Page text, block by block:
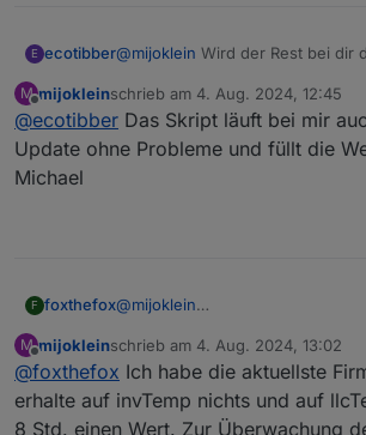
E ecotibber@mijoklein Wird der Rest bei dir
Verbindung mehr zwischen
M
Offline
mijokleinschrieb am 4. Aug. 2024, 12:45
zuletzt editiert von
@ecotibber Das Skript läuft bei mir
Update ohne Probleme und füllt die
Michael
F foxthefox@mijoklein
allerdings beobachte ich hier
zwischen alter und aktueller FW,
sporadisch nur noch ein
M
Offline
mijokleinschrieb am 4. Aug. 2024, 13:02
zuletzt editiert von
@foxthefox Ich habe die aktuellste
erhalte auf invTemp nichts und auf
8 Std. einen Wert. Zur Überwachung